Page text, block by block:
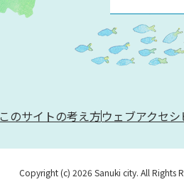
このサイトの考え方ウェブアクセシ
Copyright (c) 2026 Sanuki city. All Rights